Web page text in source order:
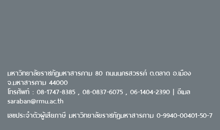
มหาวิทยาลัยราชภัฏมหาสารคาม 80 ถนนนครสวรรค์ ต.ตลาด อ.เมือง
จ.มหาสารคาม 44000
โทรศัพท์ : 08-1747-8385 , 08-0837-6075 , 06-1404-2390 | อีเมล
saraban@rmu.ac.th
เลขประจำตัวผู้เสียภาษี มหาวิทยาลัยราชภัฏมหาสารคาม 0-9940-00401-50-7